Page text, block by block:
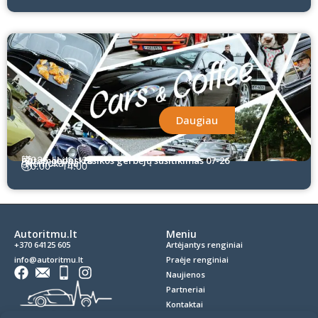
Automobilių klasikos gerbėjų susitikimas 07-26
2026 liepos 26
Nemokama
10:00 14:00
Daugiau
Autoritmu.lt
+370 64125 605
info@autoritmu.lt
Meniu
Artėjantys renginiai
Praėje renginiai
Naujienos
Partneriai
Kontaktai